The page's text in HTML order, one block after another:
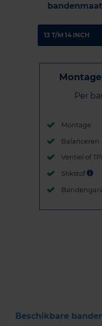
Per
Montage
Balanceren
Ventiel of
Stikstof
Beschikbare